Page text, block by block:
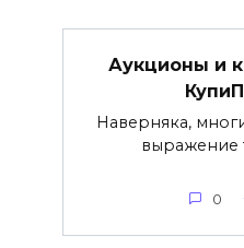
Аукционы и
Наверняка,
выражение
0